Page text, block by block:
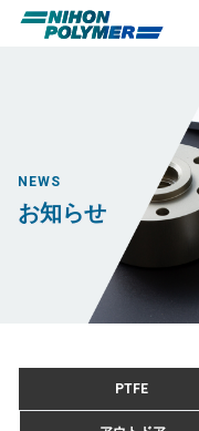
NEWS
お知らせ
PTFE